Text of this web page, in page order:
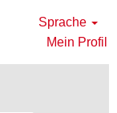
Sprache
Mein Profil